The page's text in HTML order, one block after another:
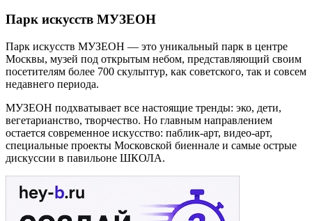
Парк искусств МУЗЕОН
Парк искусств МУЗЕОН — это уникальный парк в центре
Москвы, музей под открытым небом, представляющий своим
посетителям более 700 скульптур, как советского, так и совсем
недавнего периода.
МУЗЕОН подхватывает все настоящие тренды: эко, дети,
вегетарианство, творчество. Но главным направлением
остается современное искусство: паблик-арт, видео-арт,
специальные проекты Московской биеннале и самые острые
дискуссии в павильоне ШКОЛА.